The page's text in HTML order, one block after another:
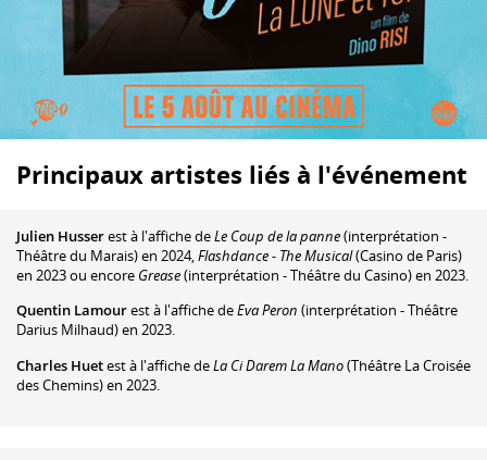
Principaux artistes liés à l'événement
Julien Husserest à l'affiche deLe Coup de la panne(interprétation -
Théâtre du Marais) en 2024,Flashdance - The Musical(Casino de Paris)
en 2023 ou encore Grease(interprétation - Théâtre du Casino) en 2023.
Quentin Lamourest à l'affiche deEva Peron (interprétation - Théâtre
Darius Milhaud) en 2023.
Charles Huetest à l'affiche deLa Ci Darem La Mano(Théâtre La Croisée
des Chemins) en 2023.